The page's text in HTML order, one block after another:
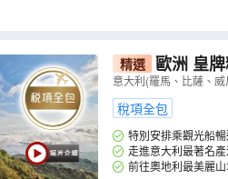
精選 歐洲 皇
旅、天空之城
（LEWFL10MB
意大利(羅馬、比薩、
稅項全包
特別安排乘觀光船
走進意大利最著名
前往奧地利最美麗